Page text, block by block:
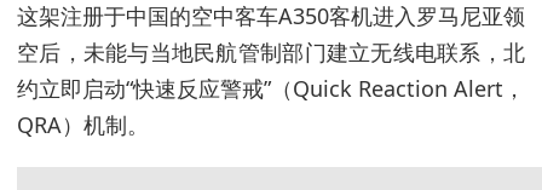
这架注册于中国的空中客车A350客机进入罗马尼亚领
空后，未能与当地民航管制部门建立无线电联系，北
约立即启动“快速反应警戒”（Quick Reaction Alert，
QRA）机制。